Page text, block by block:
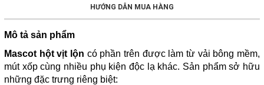
HƯỚNG DẪN MUA HÀNG
Mô tả sản phẩm
Mascot hột vịt lộn có phần trên được làm từ vải bông mềm,
mút xốp cùng nhiều phụ kiện độc lạ khác. Sản phẩm sở hữu
những đặc trưng riêng biệt: